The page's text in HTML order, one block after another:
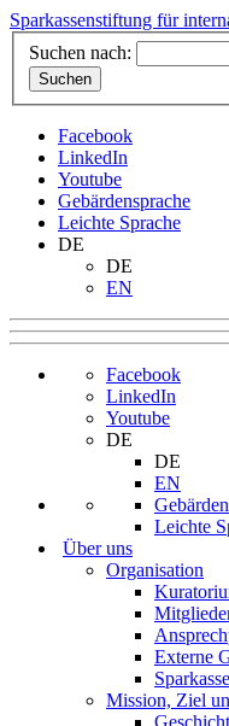
Sparkassenstiftung für
Suchen nach:
Facebook
LinkedIn
Youtube
Gebärdensprache
Leichte Sprache
DE
DE
EN
Facebook
LinkedIn
Youtube
DE
DE
EN
Leichte
Über uns
Organisation
Externe
Mission, Ziel